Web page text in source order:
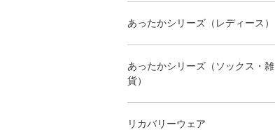
あったかシリーズ（レディース）
あったかシリーズ（ソックス・雑
貨）
リカバリーウェア